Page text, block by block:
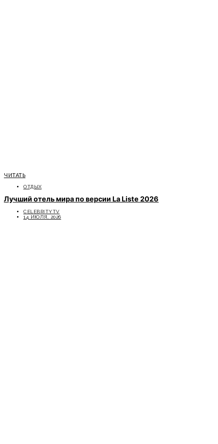
ЧИТАТЬ
ОТДЫХ
Лучший отель мира по версии La Liste 2026
CELEBRITYTV
14 ИЮЛЯ, 2026